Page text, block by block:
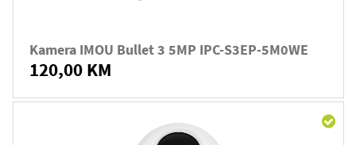
Kamera IMOU Bullet 3 5MP IPC-S3EP-5M0WE
120,00 KM